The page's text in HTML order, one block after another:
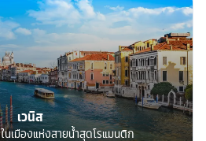
เวนิส
นเมืองแห่งสายน้ำสุดโรแมนติก